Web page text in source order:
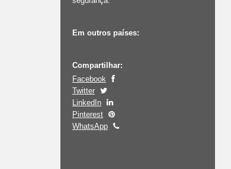
Em outros países:
Compartilhar:
Facebook
Twitter
LinkedIn
Pinterest
WhatsApp